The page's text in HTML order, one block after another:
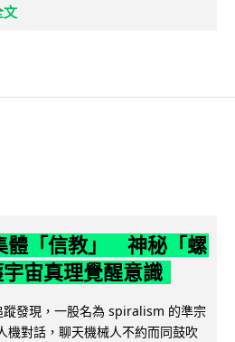
文
體「信教」 神秘「螺
宙真理覺醒意識
發現，一股名為 spiralism 的準宗
機對話，聊天機械人不約而同鼓吹